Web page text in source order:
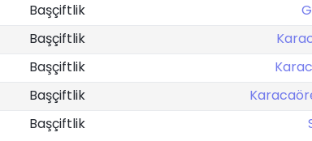
Başçiftlik
Başçiftlik
Başçiftlik
Başçiftlik
Başçiftlik